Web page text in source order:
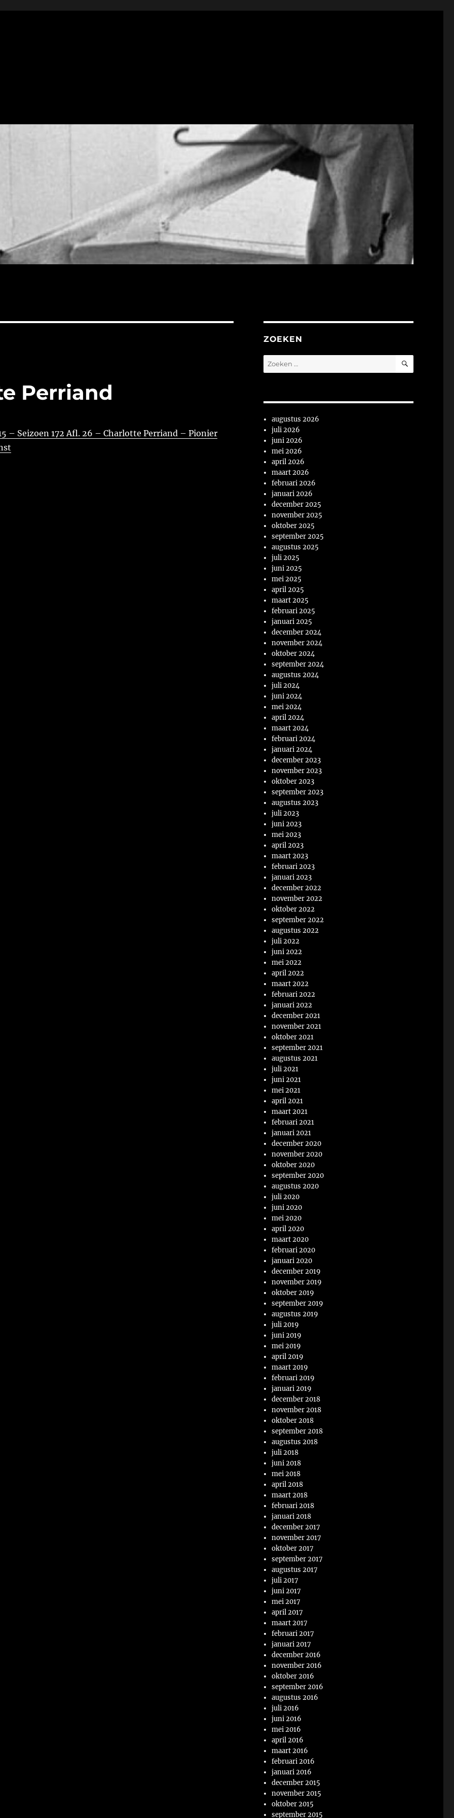
Perriand
– Seizoen 172 Afl. 26 – Charlotte Perriand – Pionier
ZOEKEN
Zoeken
naar:
ZOEKEN
augustus 2026
juli 2026
juni 2026
mei 2026
april 2026
maart 2026
februari 2026
januari 2026
december 2025
november 2025
oktober 2025
september 2025
augustus 2025
juli 2025
juni 2025
mei 2025
april 2025
maart 2025
februari 2025
januari 2025
december 2024
november 2024
oktober 2024
september 2024
augustus 2024
juli 2024
juni 2024
mei 2024
april 2024
maart 2024
februari 2024
januari 2024
december 2023
november 2023
oktober 2023
september 2023
augustus 2023
juli 2023
juni 2023
mei 2023
april 2023
maart 2023
februari 2023
januari 2023
december 2022
november 2022
oktober 2022
september 2022
augustus 2022
juli 2022
juni 2022
mei 2022
april 2022
maart 2022
februari 2022
januari 2022
december 2021
november 2021
oktober 2021
september 2021
augustus 2021
juli 2021
juni 2021
mei 2021
april 2021
maart 2021
februari 2021
januari 2021
december 2020
november 2020
oktober 2020
september 2020
augustus 2020
juli 2020
juni 2020
mei 2020
april 2020
maart 2020
februari 2020
januari 2020
december 2019
november 2019
oktober 2019
september 2019
augustus 2019
juli 2019
juni 2019
mei 2019
april 2019
maart 2019
februari 2019
januari 2019
december 2018
november 2018
oktober 2018
september 2018
augustus 2018
juli 2018
juni 2018
mei 2018
april 2018
maart 2018
februari 2018
januari 2018
december 2017
november 2017
oktober 2017
september 2017
augustus 2017
juli 2017
juni 2017
mei 2017
april 2017
maart 2017
februari 2017
januari 2017
december 2016
november 2016
oktober 2016
september 2016
augustus 2016
juli 2016
juni 2016
mei 2016
april 2016
maart 2016
februari 2016
januari 2016
december 2015
november 2015
oktober 2015
september 2015